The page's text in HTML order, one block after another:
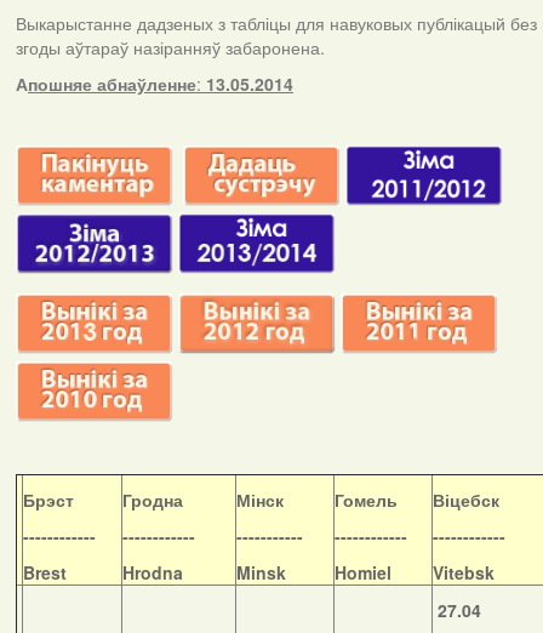
Выкарыстанне дадзеных з табліцы для навуковых публікацый без
згоды аўтараў назіранняў забаронена.
Апошняе абнаўленне: 13.05.2014
Брэст
------------
Brest
Гродна
------------
Hrodna
Мінск
-----------
Minsk
Гомель
------------
Homiel
Віцебск
------------
Vitebsk
27.04